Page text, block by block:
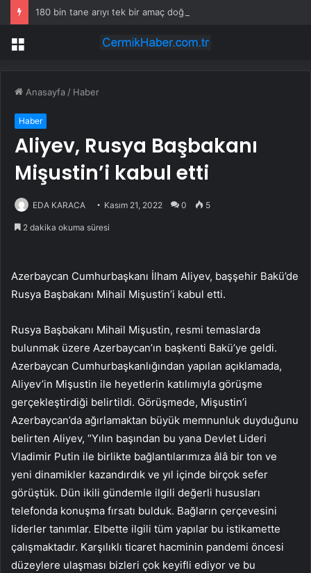
180 bin tane arıyı tek bir amaç doğaya saldılar
Menü
Anasayfa / Haber
Haber
Aliyev, Rusya Başbakanı
Mişustin’i kabul etti
EDA KARACA Kasım 21, 2022 0 5
2 dakika okuma süresi
Azerbaycan Cumhurbaşkanı İlham Aliyev, başşehir Bakü’de
Rusya Başbakanı Mihail Mişustin’i kabul etti.
Rusya Başbakanı Mihail Mişustin, resmi temaslarda
bulunmak üzere Azerbaycan’ın başkenti Bakü’ye geldi.
Azerbaycan Cumhurbaşkanlığından yapılan açıklamada,
Aliyev’in Mişustin ile heyetlerin katılımıyla görüşme
gerçekleştirdiği belirtildi. Görüşmede, Mişustin’i
Azerbaycan’da ağırlamaktan büyük memnunluk duyduğunu
belirten Aliyev, “Yılın başından bu yana Devlet Lideri
Vladimir Putin ile birlikte bağlantılarımıza âlâ bir ton ve
yeni dinamikler kazandırdık ve yıl içinde birçok sefer
görüştük. Dün ikili gündemle ilgili değerli hususları
telefonda konuşma fırsatı bulduk. Bağların çerçevesini
liderler tanımlar. Elbette ilgili tüm yapılar bu istikamette
çalışmaktadır. Karşılıklı ticaret hacminin pandemi öncesi
düzeylere ulaşması bizleri çok keyifli ediyor ve bu